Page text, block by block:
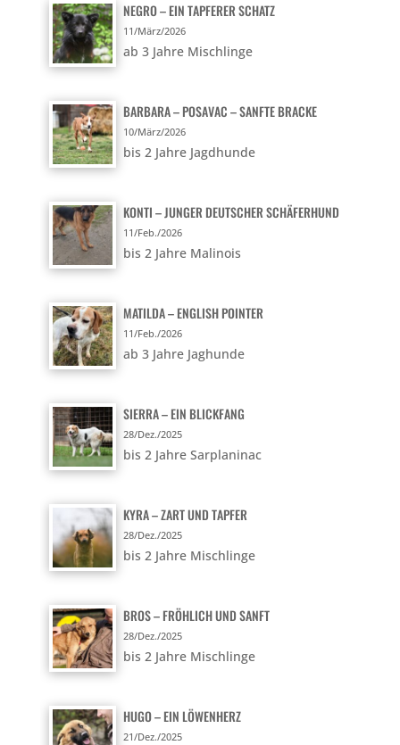
NEGRO – EIN TAPFERER SCHATZ
11/März/2026
ab 3 Jahre Mischlinge
BARBARA – POSAVAC – SANFTE BRACKE
10/März/2026
bis 2 Jahre Jagdhunde
KONTI – JUNGER DEUTSCHER SCHÄFERHUND
11/Feb./2026
bis 2 Jahre Malinois
MATILDA – ENGLISH POINTER
11/Feb./2026
ab 3 Jahre Jaghunde
SIERRA – EIN BLICKFANG
28/Dez./2025
bis 2 Jahre Sarplaninac
KYRA – ZART UND TAPFER
28/Dez./2025
bis 2 Jahre Mischlinge
BROS – FRÖHLICH UND SANFT
28/Dez./2025
bis 2 Jahre Mischlinge
HUGO – EIN LÖWENHERZ
21/Dez./2025